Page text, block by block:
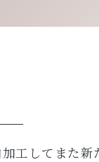
工してまた新